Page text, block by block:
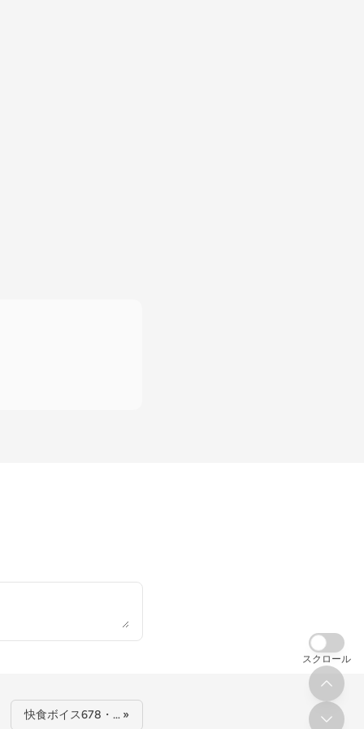
快食ボイス678・… »
スクロール